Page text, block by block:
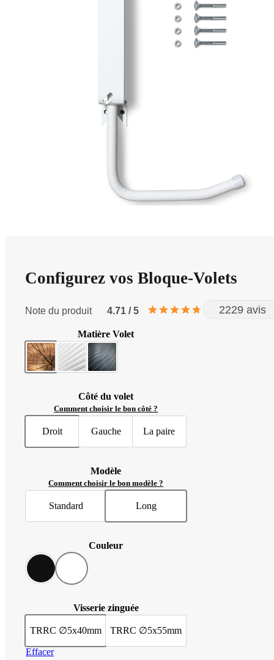
Configurez vos Bloque-Volets
Note du produit 4.71 / 5 2229 avis
Matière Volet
Bois PVC Aluminium
Côté du volet
Comment choisir le bon côté ?
DroitVolet droitGaucheVolet gaucheLa paireVolets gauche & droit
Modèle
Comment choisir le bon modèle ?
Standard
Standard LongSpécial gonds déportés ou
Couleur
Noir RAL 9005Blanc RAL 9010
Visserie
TRRC ∅5x40mmVis TRRC ∅5 x 40mm
TRRC ∅5x55mmVis TRCC ∅5 x 55mm
Effacer